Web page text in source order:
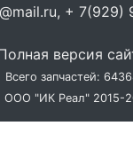
+ 7(929)
версия
Всего запчастей:
ООО "ИК Реал" 2015-